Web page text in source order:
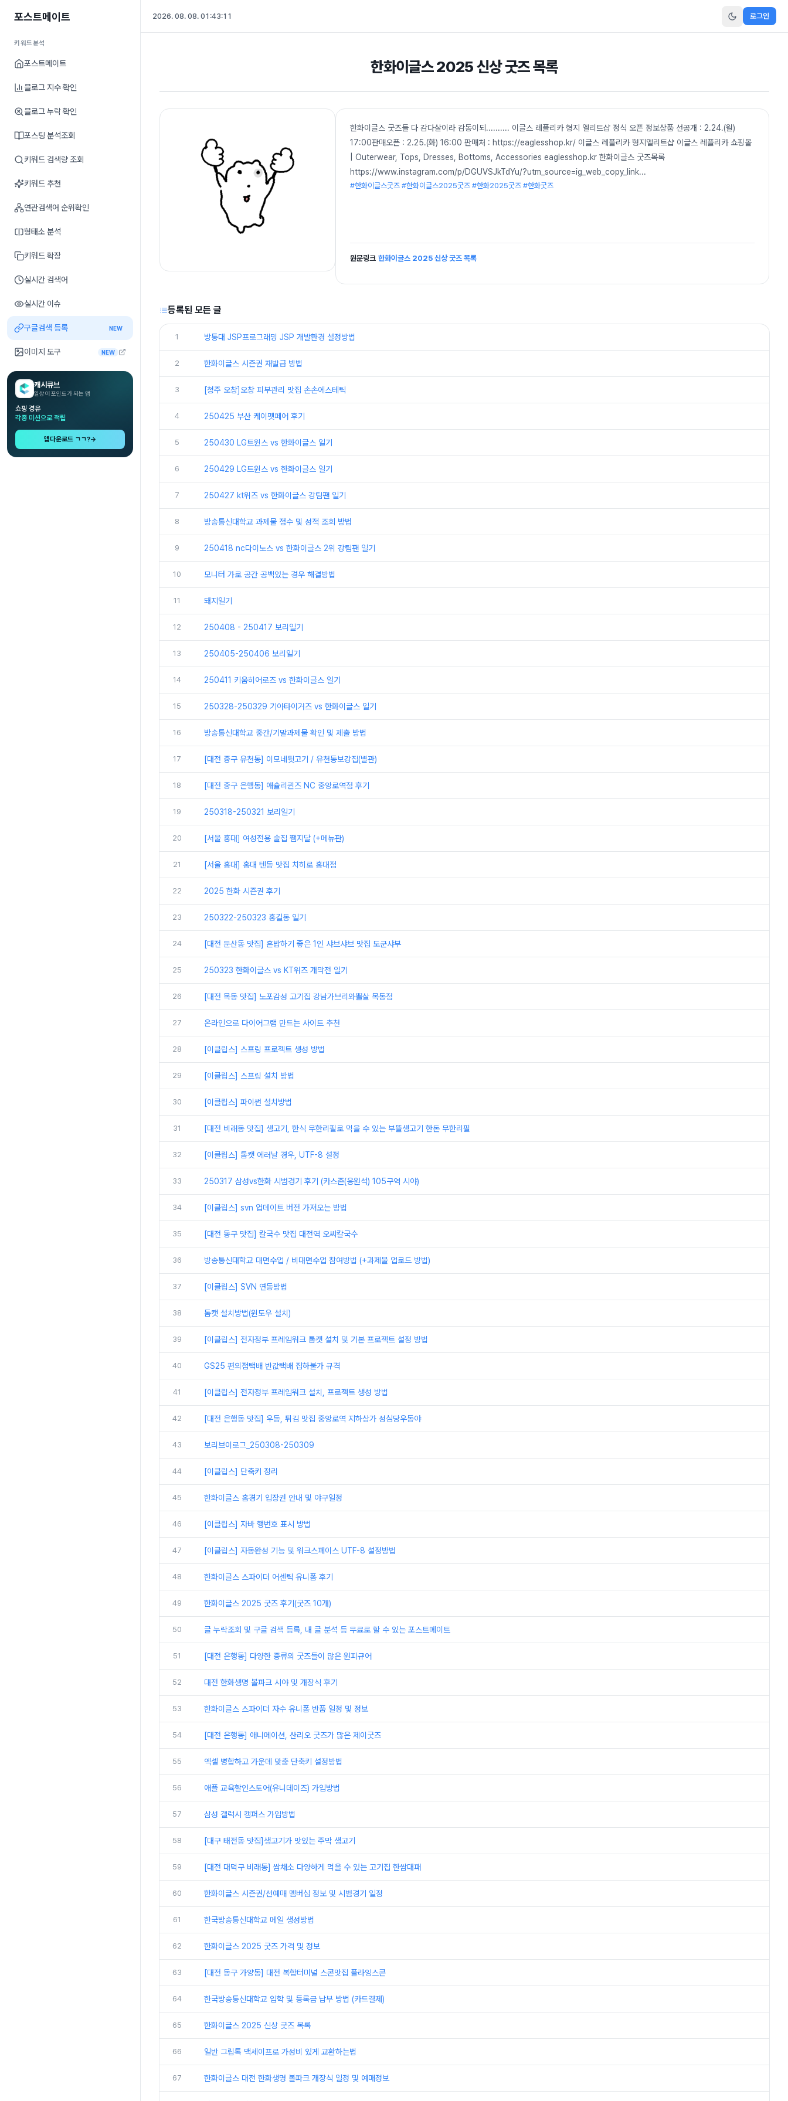
포스트메이트
키워드분석
포스트메이트
블로그 지수 확인
블로그 누락 확인
포스팅 분석조회
키워드 검색량 조회
키워드 추천
연관검색어 순위확인
형태소 분석
키워드 확장
실시간 검색어
실시간 이슈
구글검색 등록 NEW
이미지 도구 NEW
캐시큐브
일상이 포인트가 되는 앱
쇼핑 경유
각종 미션으로 적립
앱다운로드 ㄱㄱ?→
2026. 08. 08. 01:43:11 로그인
한화이글스 2025 신상 굿즈 목록
한화이글스 굿즈들 다 감다살이라 감동이되.......... 이글스 레플리카 형지 엘리트샵 정식 오픈 정보상품 선공개 : 2.24.(월)
17:00판매오픈 : 2.25.(화) 16:00 판매처 : https://eaglesshop.kr/ 이글스 레플리카 형지엘리트샵 이글스 레플리카 쇼핑몰
| Outerwear, Tops, Dresses, Bottoms, Accessories eaglesshop.kr 한화이글스 굿즈목록
https://www.instagram.com/p/DGUVSJkTdYu/?utm_source=ig_web_copy_link...
#한화이글스굿즈 #한화이글스2025굿즈 #한화2025굿즈 #한화굿즈
원문링크 한화이글스 2025 신상 굿즈 목록
등록된 모든 글
1 방통대 JSP프로그래밍 JSP 개발환경 설정방법
2 한화이글스 시즌권 재발급 방법
3 [청주 오창]오창 피부관리 맛집 손손에스테틱
4 250425 부산 케이펫페어 후기
5 250430 LG트윈스 vs 한화이글스 일기
6 250429 LG트윈스 vs 한화이글스 일기
7 250427 kt위즈 vs 한화이글스 강팀팬 일기
8 방송통신대학교 과제물 점수 및 성적 조회 방법
9 250418 nc다이노스 vs 한화이글스 2위 강팀팬 일기
10 모니터 가로 공간 공백있는 경우 해결방법
11 돼지일기
12 250408 - 250417 보리일기
13 250405-250406 보리일기
14 250411 키움히어로즈 vs 한화이글스 일기
15 250328-250329 기아타이거즈 vs 한화이글스 일기
16 방송통신대학교 중간/기말과제물 확인 및 제출 방법
17 [대전 중구 유천동] 이모네뒷고기 / 유천동보강집(별관)
18 [대전 중구 은행동] 애슐리퀸즈 NC 중앙로역점 후기
19 250318-250321 보리일기
20 [서울 홍대] 여성전용 술집 쨈지달 (+메뉴판)
21 [서울 홍대] 홍대 텐동 맛집 치히로 홍대점
22 2025 한화 시즌권 후기
23 250322-250323 홍길동 일기
24 [대전 둔산동 맛집] 혼밥하기 좋은 1인 샤브샤브 맛집 도군샤부
25 250323 한화이글스 vs KT위즈 개막전 일기
26 [대전 목동 맛집] 노포감성 고기집 강남가브리와뽈살 목동점
27 온라인으로 다이어그램 만드는 사이트 추천
28 [이클립스] 스프링 프로젝트 생성 방법
29 [이클립스] 스프링 설치 방법
30 [이클립스] 파이썬 설치방법
31 [대전 비래동 맛집] 생고기, 한식 무한리필로 먹을 수 있는 부뜰생고기 한돈 무한리필
32 [이클립스] 톰캣 에러날 경우, UTF-8 설정
33 250317 삼성vs한화 시범경기 후기 (카스존(응원석) 105구역 시야)
34 [이클립스] svn 업데이트 버전 가져오는 방법
35 [대전 동구 맛집] 칼국수 맛집 대전역 오씨칼국수
36 방송통신대학교 대면수업 / 비대면수업 참여방법 (+과제물 업로드 방법)
37 [이클립스] SVN 연동방법
38 톰캣 설치방법(윈도우 설치)
39 [이클립스] 전자정부 프레임워크 톰캣 설치 및 기본 프로젝트 설정 방법
40 GS25 편의점택배 반값택배 집하불가 규격
41 [이클립스] 전자정부 프레임워크 설치, 프로젝트 생성 방법
42 [대전 은행동 맛집] 우동, 튀김 맛집 중앙로역 지하상가 성심당우동야
43 보리브이로그_250308-250309
44 [이클립스] 단축키 정리
45 한화이글스 홈경기 입장권 안내 및 야구일정
46 [이클립스] 자바 행번호 표시 방법
47 [이클립스] 자동완성 기능 및 워크스페이스 UTF-8 설정방법
48 한화이글스 스파이더 어센틱 유니폼 후기
49 한화이글스 2025 굿즈 후기(굿즈 10개)
50 글 누락조회 및 구글 검색 등록, 내 글 분석 등 무료로 할 수 있는 포스트메이트
51 [대전 은행동] 다양한 종류의 굿즈들이 많은 원피규어
52 대전 한화생명 볼파크 시야 및 개장식 후기
53 한화이글스 스파이더 자수 유니폼 반품 일정 및 정보
54 [대전 은행동] 애니메이션, 산리오 굿즈가 많은 제이굿즈
55 엑셀 병합하고 가운데 맞춤 단축키 설정방법
56 애플 교육할인스토어(유니데이즈) 가입방법
57 삼성 갤럭시 캠퍼스 가입방법
58 [대구 태전동 맛집]생고기가 맛있는 주막 생고기
59 [대전 대덕구 비래동] 쌈채소 다양하게 먹을 수 있는 고기집 한쌈대패
60 한화이글스 시즌권/선예매 멤버십 정보 및 시범경기 일정
61 한국방송통신대학교 메일 생성방법
62 한화이글스 2025 굿즈 가격 및 정보
63 [대전 동구 가양동] 대전 복합터미널 스콘맛집 플라잉스콘
64 한국방송통신대학교 입학 및 등록금 납부 방법 (카드결제)
65 한화이글스 2025 신상 굿즈 목록
66 일반 그립톡 맥세이프로 가성비 있게 교환하는법
67 한화이글스 대전 한화생명 볼파크 개장식 일정 및 예매정보